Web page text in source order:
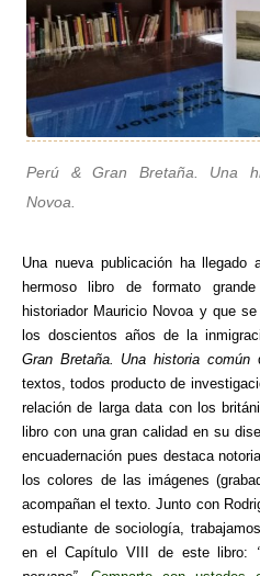
Perú & Gran Bretaña. Una
Novoa.
Una nueva publicación ha
hermoso libro de formato
historiador Mauricio Novoa y que
los doscientos años de la
Gran Bretaña. Una historia común
textos, todos producto de
relación de larga data con los
libro con una gran calidad en su
encuadernación pues destaca
los colores de las imágenes
acompañan el texto. Junto con
estudiante de sociología,
en el Capítulo VIII de este libro: